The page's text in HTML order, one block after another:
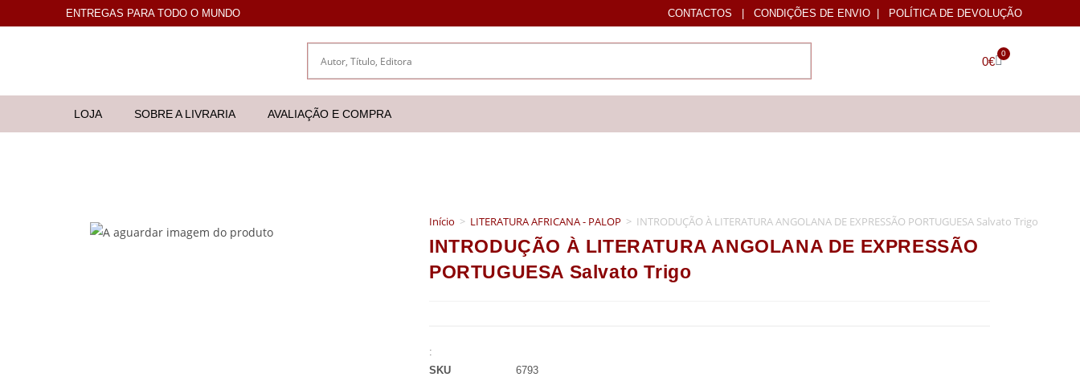
ENTREGAS PARA TODO O MUNDO CONTACTOS | CONDIÇÕES DE ENVIO | POLÍTICA DE DEVOLUÇÃO
0€
0
LOJA SOBRE A LIVRARIA AVALIAÇÃO E COMPRA
Início > LITERATURA AFRICANA - PALOP > INTRODUÇÃO À LITERATURA ANGOLANA DE EXPRESSÃO PORTUGUESA Salvato Trigo
INTRODUÇÃO À LITERATURA ANGOLANA DE EXPRESSÃO
PORTUGUESA Salvato Trigo
:
SKU
6793